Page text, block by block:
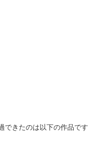
できたのは以下の作品です